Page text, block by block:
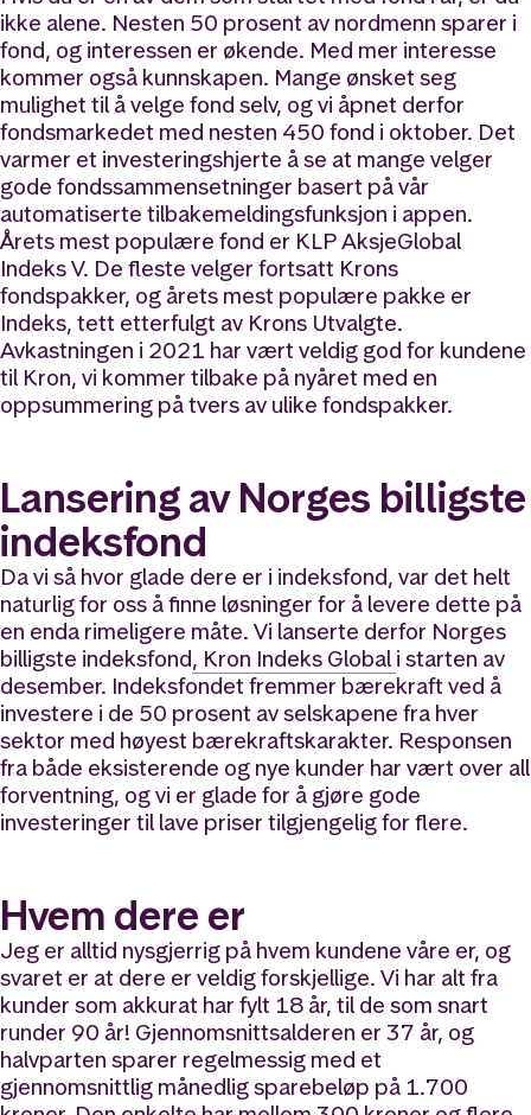
ikke alene. Nesten 50 prosent av nordmenn sparer i
fond, og interessen er økende. Med mer interesse
kommer også kunnskapen. Mange ønsket seg
mulighet til å velge fond selv, og vi åpnet derfor
fondsmarkedet med nesten 450 fond i oktober. Det
varmer et investeringshjerte å se at mange velger
gode fondssammensetninger basert på vår
automatiserte tilbakemeldingsfunksjon i appen.
Årets mest populære fond er KLP AksjeGlobal
Indeks V. De fleste velger fortsatt Krons
fondspakker, og årets mest populære pakke er
Indeks, tett etterfulgt av Krons Utvalgte.
Avkastningen i 2021 har vært veldig god for kundene
til Kron, vi kommer tilbake på nyåret med en
oppsummering på tvers av ulike fondspakker.
Lansering av Norges billigste
indeksfond
Da vi så hvor glade dere er i indeksfond, var det helt
naturlig for oss å finne løsninger for å levere dette på
en enda rimeligere måte. Vi lanserte derfor Norges
billigste indeksfond, Kron Indeks Global i starten av
desember. Indeksfondet fremmer bærekraft ved å
investere i de 50 prosent av selskapene fra hver
sektor med høyest bærekraftskarakter. Responsen
fra både eksisterende og nye kunder har vært over all
forventning, og vi er glade for å gjøre gode
investeringer til lave priser tilgjengelig for flere.
Hvem dere er
Jeg er alltid nysgjerrig på hvem kundene våre er, og
svaret er at dere er veldig forskjellige. Vi har alt fra
kunder som akkurat har fylt 18 år, til de som snart
runder 90 år! Gjennomsnittsalderen er 37 år, og
halvparten sparer regelmessig med et
gjennomsnittlig månedlig sparebeløp på 1.700